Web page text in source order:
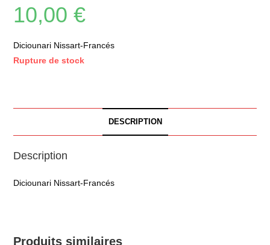
10,00€
Diciounari Nissart-Francés
Rupture de stock
DESCRIPTION
Description
Diciounari Nissart-Francés
Produits similaires